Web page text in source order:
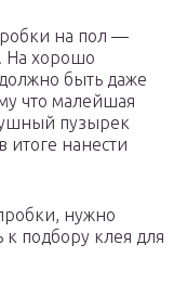
на пол —
На хорошо
быть даже
что малейшая
пузырек
нанести
нужно
подбору клея для